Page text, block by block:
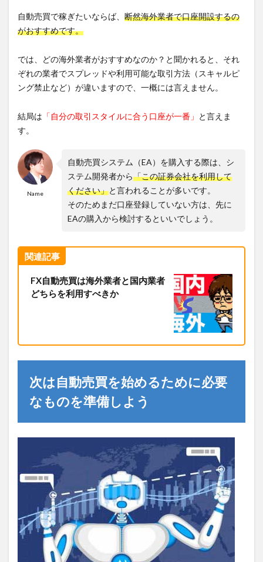
自動売買で稼ぎたいならば、 断然海外業者で口座開設するの
がおすすめです。
では、どの海外業者がおすすめなのか？と聞かれると、それ
ぞれの業者でスプレッドや利用可能な取引方法（スキャルピ
ング禁止など）が違いますので、一概には言えません。
結局は 「自分の取引スタイルに合う口座が一番」 と言えま
す。
Name
自動売買システム（EA）を購入する際は、シ
ステム開発者から「この証券会社を利用して
ください」と言われることが多いです。
そのためまだ口座登録していない方は、先に
EAの購入から検討するといいでしょう。
関連記事
FX自動売買は海外業者と国内業者
どちらを利用すべきか
次は自動売買を始めるために必要
なものを準備しよう